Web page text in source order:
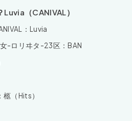
（CANIVAL）
：Luvia
-ロリヰタ-23区：BAN
（Hits）